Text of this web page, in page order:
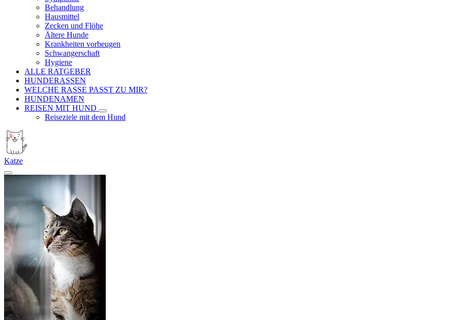
Behandlung
Hausmittel
Zecken und Flöhe
Ältere Hunde
Krankheiten vorbeugen
Schwangerschaft
Hygiene
ALLE RATGEBER
HUNDERASSEN
WELCHE RASSE PASST ZU MIR?
HUNDENAMEN
REISEN MIT HUND
Reiseziele mit dem Hund
Katze